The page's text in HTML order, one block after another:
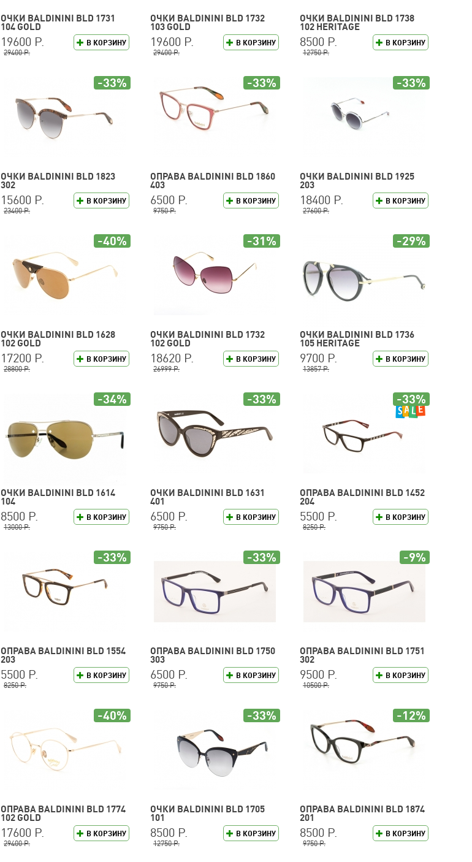
ОЧКИ BALDININI BLD 1731
104 GOLD
В КОРЗИНУ
19600 Р.
29400 Р.
ОЧКИ BALDININI BLD 1732
103 GOLD
В КОРЗИНУ
19600 Р.
29400 Р.
ОЧКИ BALDININI BLD 1738
102 HERITAGE
В КОРЗИНУ
8500 Р.
12750 Р.
ОЧКИ BALDININI BLD 1823
302
В КОРЗИНУ
15600 Р.
23400 Р.
-33%
ОПРАВА BALDININI BLD 1860
403
В КОРЗИНУ
6500 Р.
9750 Р.
-33%
ОЧКИ BALDININI BLD 1925
203
В КОРЗИНУ
18400 Р.
27600 Р.
-33%
ОЧКИ BALDININI BLD 1628
102 GOLD
В КОРЗИНУ
17200 Р.
28800 Р.
-40%
ОЧКИ BALDININI BLD 1732
102 GOLD
В КОРЗИНУ
18620 Р.
26999 Р.
-31%
ОЧКИ BALDININI BLD 1736
105 HERITAGE
В КОРЗИНУ
9700 Р.
13857 Р.
-29%
ОЧКИ BALDININI BLD 1614
104
В КОРЗИНУ
8500 Р.
13000 Р.
-34%
ОЧКИ BALDININI BLD 1631
401
В КОРЗИНУ
6500 Р.
9750 Р.
-33%
ОПРАВА BALDININI BLD 1452
204
В КОРЗИНУ
5500 Р.
8250 Р.
-33%
ОПРАВА BALDININI BLD 1554
203
В КОРЗИНУ
5500 Р.
8250 Р.
-33%
ОПРАВА BALDININI BLD 1750
303
В КОРЗИНУ
6500 Р.
9750 Р.
-33%
ОПРАВА BALDININI BLD 1751
302
В КОРЗИНУ
9500 Р.
10500 Р.
-9%
ОПРАВА BALDININI BLD 1774
102 GOLD
В КОРЗИНУ
17600 Р.
29400 Р.
-40%
ОЧКИ BALDININI BLD 1705
101
В КОРЗИНУ
8500 Р.
12750 Р.
-33%
ОПРАВА BALDININI BLD 1874
201
В КОРЗИНУ
8500 Р.
9750 Р.
-12%